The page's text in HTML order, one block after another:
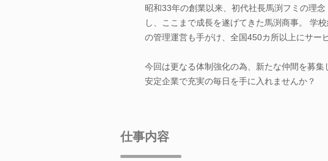
昭和33年の創業以来、初代社長馬渕フミの理
し、ここまで成長を遂げてきた馬渕商事。 学
の管理運営も手がけ、全国450カ所以上にサー
今回は更なる体制強化の為、新たな仲間を募集
安定企業で充実の毎日を手に入れませんか？
仕事内容